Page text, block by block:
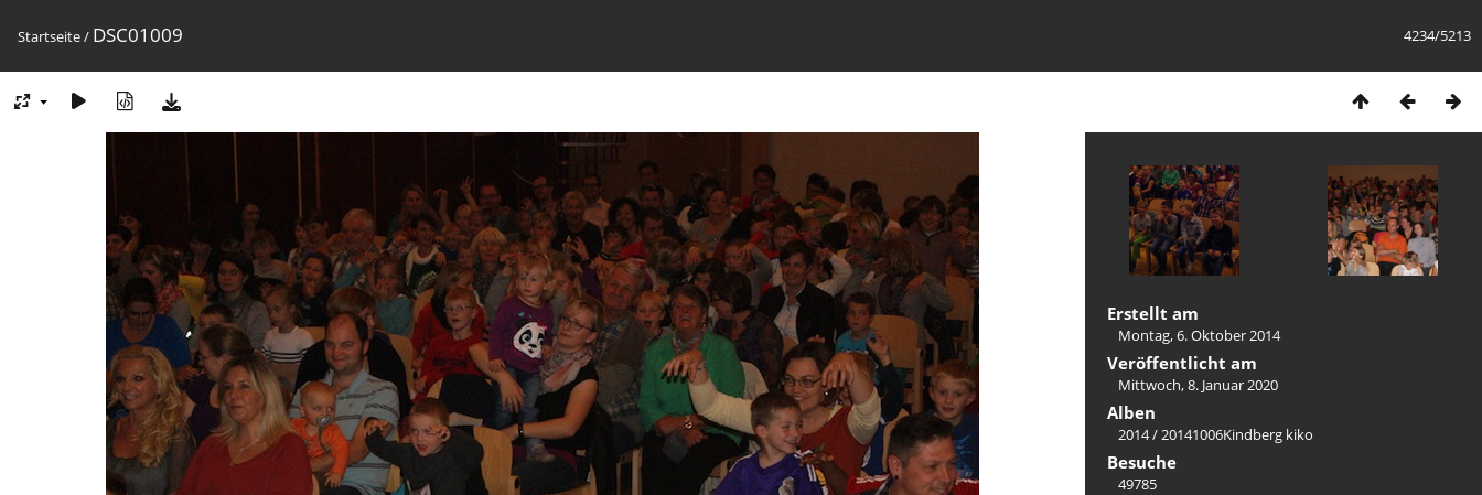
4234/5213
Startseite/ DSC01009
Erstellt am
Montag, 6. Oktober 2014
Veröffentlicht am
Mittwoch, 8. Januar 2020
Alben
2014/20141006Kindberg kiko
Besuche
49785